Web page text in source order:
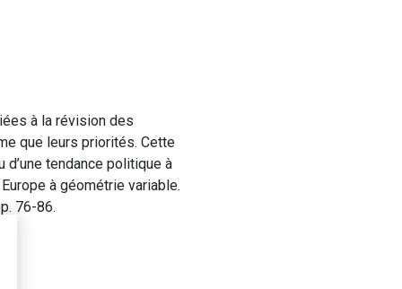
à la révision des
que leurs priorités. Cette
tendance politique à
à géométrie variable.
76-86.